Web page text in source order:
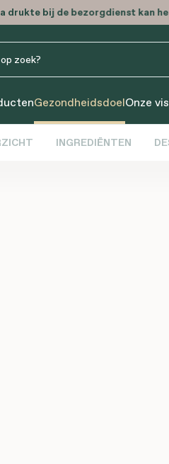
drukte bij de bezorgdienst kan
GezondheidsdoelOnze
INGREDIËNTEN